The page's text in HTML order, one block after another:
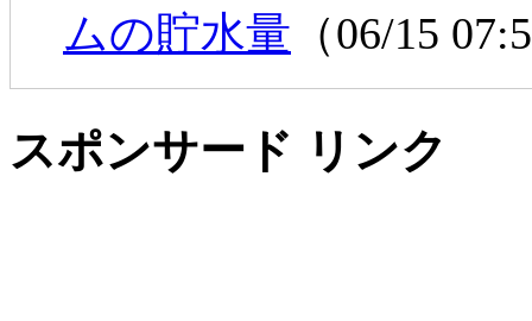
ムの貯水量 （06/15
スポンサード リンク